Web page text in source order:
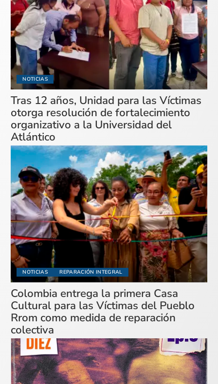
NOTICIAS
Tras 12 años, Unidad para las Víctimas
otorga resolución de fortalecimiento
organizativo a la Universidad del
Atlántico
NOTICIAS REPARACIÓN INTEGRAL
Colombia entrega la primera Casa
Cultural para las Víctimas del Pueblo
Rrom como medida de reparación
colectiva